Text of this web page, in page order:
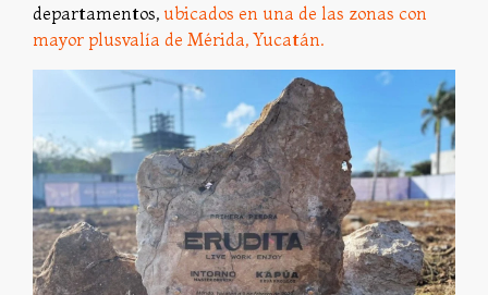
departamentos, ubicados en una de las zonas con
mayor plusvalía de Mérida, Yucatán.